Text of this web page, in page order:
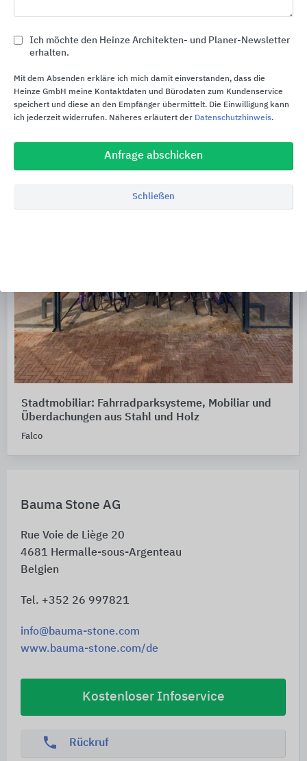
Bauma Stone AG
Rue Voie de Liège 20
4681 Hermalle-sous-Argenteau
Belgien
Tel. +352 26 997821
info@bauma-stone.com
www.bauma-stone.com/de
Kostenloser Infoservice
phone Rückruf
wiederverwendbaren Pflasterklinkern
Stadtmobiliar: Fahrradparksysteme, Mobiliar und
Überdachungen aus Stahl und Holz
Falco
Ich möchte den Heinze Architekten- und Planer-Newsletter
erhalten.
Mit dem Absenden erkläre ich mich damit einverstanden, dass die
Heinze GmbH meine Kontaktdaten und Bürodaten zum Kundenservice
speichert und diese an den Empfänger übermittelt. Die Einwilligung kann
ich jederzeit widerrufen. Näheres erläutert der Datenschutzhinweis.
Anfrage abschicken
Schließen